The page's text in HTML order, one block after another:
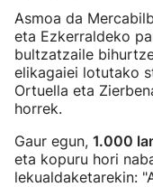
Asmoa da
eta Ezkerraldeko
bultzatzaile
elikagaiei lotutako
Ortuella eta
horrek.
Gaur egun, 1.000
eta kopuru hori
lekualdaketarekin: